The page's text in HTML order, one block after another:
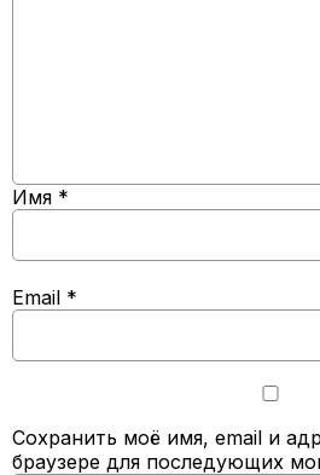
Имя *
Email *
Сохранить моё имя, email и
браузере для последующих